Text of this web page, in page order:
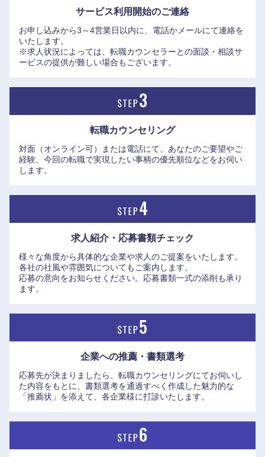
サービス利用開始のご連絡
お申し込みから3～4営業日以内に、電話かメールにて連絡を
いたします。
※求人状況によっては、転職カウンセラーとの面談・相談サ
ービスの提供が難しい場合もございます。
転職カウンセリング
対面（オンライン可）または電話にて、あなたのご要望やご
経験、今回の転職で実現したい事柄の優先順位などをお伺い
します。
求人紹介・応募書類チェック
様々な角度から具体的な企業や求人のご提案をいたします。
各社の社風や雰囲気についてもご案内します。
応募の意向をお知らせください。応募書類一式の添削も承り
ます。
企業への推薦・書類選考
応募先が決まりましたら、転職カウンセリングにてお伺いし
た内容をもとに、書類選考を通過すべく作成した魅力的な
「推薦状」を添えて、各企業様に打診いたします。
九州・沖縄
熊本県
大分県 宮崎県